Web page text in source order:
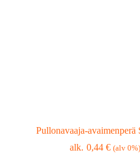
Pullonavaaja-avaimenperä
0,44 € (alv 0%)